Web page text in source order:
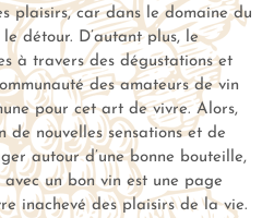
plaisirs, car dans le domaine du
détour. D’autant plus, le
à travers des dégustations et
des amateurs de vin
pour cet art de vivre. Alors,
de nouvelles sensations et de
autour d’une bonne bouteille,
un bon vin est une page
inachevé des plaisirs de la vie.